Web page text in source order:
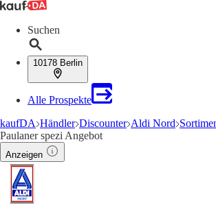
Suchen
10178 Berlin
Alle Prospekte
kaufDA Händler Discounter Aldi Nord
Paulaner spezi Angebot
Anzeigen